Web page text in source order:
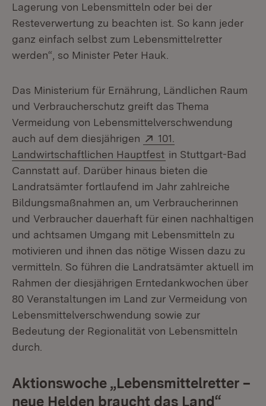
Lagerung von Lebensmitteln oder bei der
Resteverwertung zu beachten ist. So kann jeder
ganz einfach selbst zum Lebensmittelretter
werden“, so Minister Peter Hauk.
Das Ministerium für Ernährung, Ländlichen Raum
und Verbraucherschutz greift das Thema
Vermeidung von Lebensmittelverschwendung
auch auf dem diesjährigen
Extern:
101.
Landwirtschaftlichen Hauptfest (Öffnet in neuem
in Stuttgart-Bad
Cannstatt auf. Darüber hinaus bieten die
Landratsämter fortlaufend im Jahr zahlreiche
Bildungsmaßnahmen an, um Verbraucherinnen
und Verbraucher dauerhaft für einen nachhaltigen
und achtsamen Umgang mit Lebensmitteln zu
motivieren und ihnen das nötige Wissen dazu zu
vermitteln. So führen die Landratsämter aktuell im
Rahmen der diesjährigen Erntedankwochen über
80 Veranstaltungen im Land zur Vermeidung von
Lebensmittelverschwendung sowie zur
Bedeutung der Regionalität von Lebensmitteln
durch.
Aktionswoche „Lebensmittelretter –
neue Helden braucht das Land“